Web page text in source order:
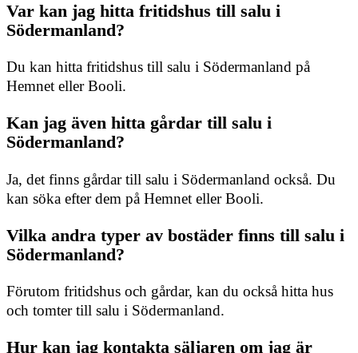
Var kan jag hitta fritidshus till salu i
Södermanland?
Du kan hitta fritidshus till salu i Södermanland på
Hemnet eller Booli.
Kan jag även hitta gårdar till salu i
Södermanland?
Ja, det finns gårdar till salu i Södermanland också. Du
kan söka efter dem på Hemnet eller Booli.
Vilka andra typer av bostäder finns till salu i
Södermanland?
Förutom fritidshus och gårdar, kan du också hitta hus
och tomter till salu i Södermanland.
Hur kan jag kontakta säljaren om jag är